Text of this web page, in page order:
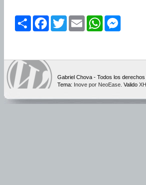
ShareFacebook
TwitterEmailWhatsApp
Gabriel Chova - Todos los
Tema: Inove por NeoEase . Valido